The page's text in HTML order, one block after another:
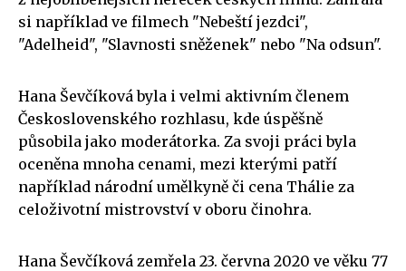
si například ve filmech "Nebeští jezdci",
"Adelheid", "Slavnosti sněženek" nebo "Na odsun".
Hana Ševčíková byla i velmi aktivním členem
Československého rozhlasu, kde úspěšně
působila jako moderátorka. Za svoji práci byla
oceněna mnoha cenami, mezi kterými patří
například národní umělkyně či cena Thálie za
celoživotní mistrovství v oboru činohra.
Hana Ševčíková zemřela 23. června 2020 ve věku 77